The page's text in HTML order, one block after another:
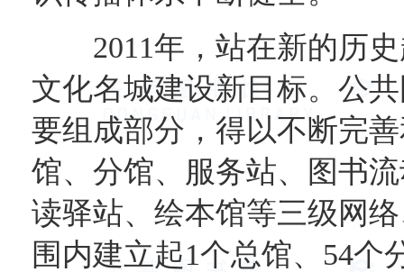
2011年，站在新的历史
文化名城建设新目标。公
要组成部分，得以不断完
馆、分馆、服务站、图书
读驿站、绘本馆等三级网
围内建立起1个总馆、54个